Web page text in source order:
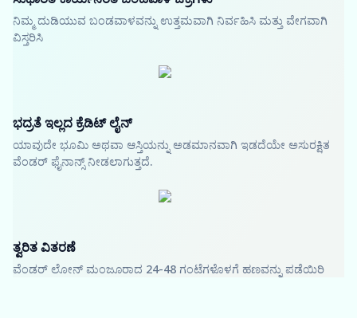
ನಿಮ್ಮ ದುಡಿಯುವ ಬಂಡವಾಳವನ್ನು ಉತ್ತಮವಾಗಿ ನಿರ್ವಹಿಸಿ ಮತ್ತು ವೇಗವಾಗಿ
ವಿಸ್ತರಿಸಿ
ಭದ್ರತೆ ಇಲ್ಲದ ಕ್ರೆಡಿಟ್ ಲೈನ್
ಯಾವುದೇ ಭೂಮಿ ಅಥವಾ ಆಸ್ತಿಯನ್ನು ಅಡಮಾನವಾಗಿ ಇಡದೆಯೇ ಅಸುರಕ್ಷಿತ
ವೆಂಡರ್ ಫೈನಾನ್ಸ್ ನೀಡಲಾಗುತ್ತದೆ.
ತ್ವರಿತ ವಿತರಣೆ
ವೆಂಡರ್ ಲೋನ್ ಮಂಜೂರಾದ 24-48 ಗಂಟೆಗಳೊಳಗೆ ಹಣವನ್ನು ಪಡೆಯಿರಿ